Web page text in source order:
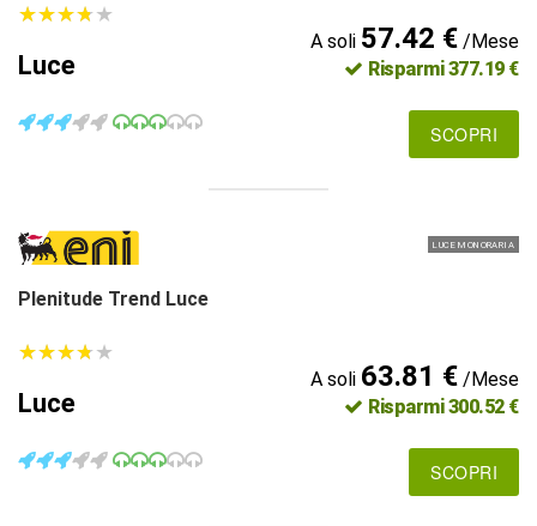
★★★★★
★★★★★
Luce
A soli 57.42 €/Mese
Risparmi 377.19 €
SCOPRI
LUCE MONORARIA
Plenitude Trend Luce
★★★★★
★★★★★
Luce
A soli 63.81 €/Mese
Risparmi 300.52 €
SCOPRI